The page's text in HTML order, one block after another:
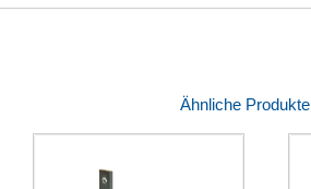
Ähnliche Produkte